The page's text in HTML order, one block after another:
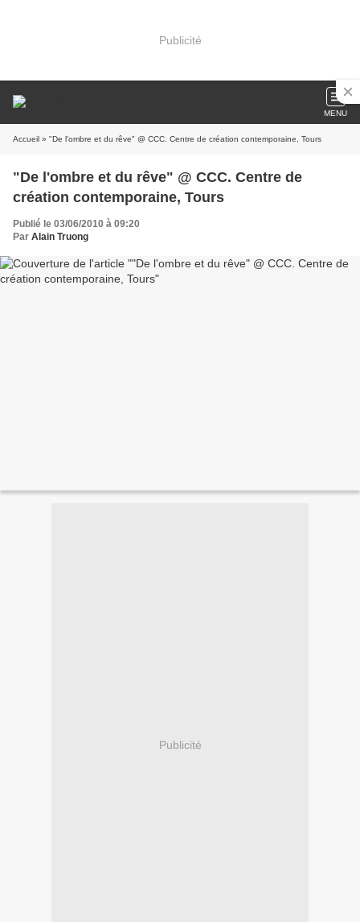
Publicité
MENU
Accueil » "De l'ombre et du rêve" @ CCC. Centre de création contemporaine, Tours
"De l'ombre et du rêve" @ CCC. Centre de
création contemporaine, Tours
Publié le 03/06/2010 à 09:20
Par Alain Truong
Publicité